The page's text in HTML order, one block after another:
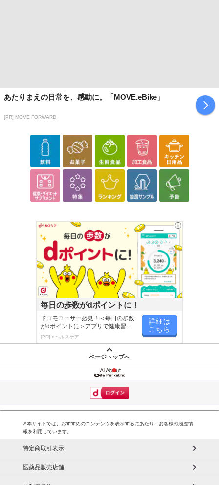
お申込みの際は 「商品情報」に記載されている「注意事項」を
※お申込み後のキャンセルはお受けできません。
記載されている内容を必ずご確認いただき、お届けする商品セット
にご納得いただきましたうえでお申し込みください。
※パッケージ変更や商品リニューアル(成分など含む)等により、参考
の掲載画像や画像内のバーコードなど、お届け商品と多少異なる場
合がございます。
了により、商品詳細内に記載の原産国・原材料の表記が旧表記の場
合がございます。
あらかじめご了承いただいた上でお申込みください。なお、本理由
によるお申込み後のキャンセル・返品交換は対応いたしかねます。
【お支払いについて】
※送料はお試し費用に含まれております。
※お支払い方法は、電話料金合算払い、クレジットカード、dポイン
トの利用となります。
【発送・お届け・商品について】
※お申込み頂きました商品の同梱、お届けの日時指定はいたしかね
ます。
※会員様のご都合でお受取りいただけない場合、商品の再発送や返
また、お届け日時のご指定は、お受けできません。宅配業者からの
不在票にてご対応ください。
※発送予定日は前後する場合がございます。また商品によって発送
日が異なります。
※dショッピングサンプル百貨店よりお届けする商品は、ご利用いた
だいた後のご感想をいただくことを目的としており、転売等は固く
禁じます。
転売等、目的以外での利用が確認された場合は、サービス利用を停
あたりまえの日常を、感動に。「MOVE.eBike」
[PR] MOVE FORWARD
毎日の歩数がdポイントに！
ドコモユーザー必見！＜毎日の歩数
がdポイントに＞アプリで健康習慣
が楽しく続く
[PR] dヘルスケア
詳細は
こちら
ページトップへ
※本サイトでは、おすすめのコンテンツを表示するにあたり、お客様の履歴情
報を利用しています。
特定商取引表示
医薬品販売店舗